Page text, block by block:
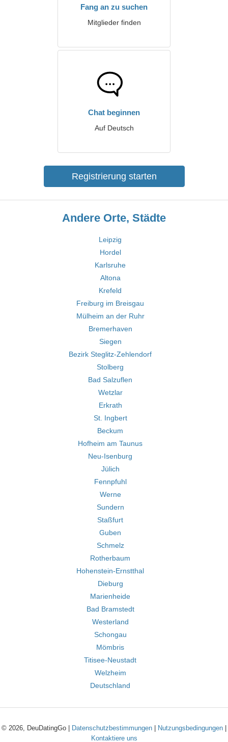
Fang an zu suchen
Mitglieder finden
Chat beginnen
Auf Deutsch
Registrierung starten
Andere Orte, Städte
Leipzig
Hordel
Karlsruhe
Altona
Krefeld
Freiburg im Breisgau
Mülheim an der Ruhr
Bremerhaven
Siegen
Bezirk Steglitz-Zehlendorf
Stolberg
Bad Salzuflen
Wetzlar
Erkrath
St. Ingbert
Beckum
Hofheim am Taunus
Neu-Isenburg
Jülich
Fennpfuhl
Werne
Sundern
Staßfurt
Guben
Schmelz
Rotherbaum
Hohenstein-Ernstthal
Dieburg
Marienheide
Bad Bramstedt
Westerland
Schongau
Mömbris
Titisee-Neustadt
Welzheim
Deutschland
© 2026, DeuDatingGo | Datenschutzbestimmungen Nutzungsbedingungen
Kontaktiere uns